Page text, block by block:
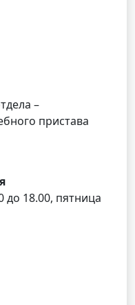
–
пристава
до 18.00, пятница